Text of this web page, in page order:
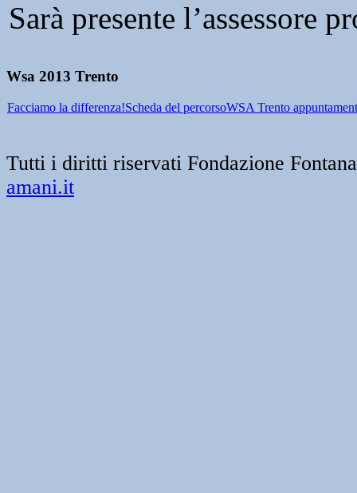
Sarà presente
Wsa 2013 Trento
Facciamo la differenza!Scheda del percorsoWSA Trento
Tutti i diritti riservati Fondazione
amani.it